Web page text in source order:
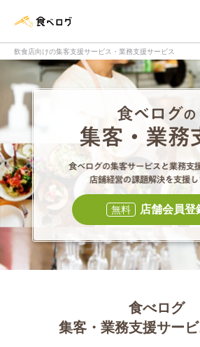
飲食店向けの集客支援サービス・業務支援サービス
無料 店舗会員登
食べログ
集客・業務支援サー